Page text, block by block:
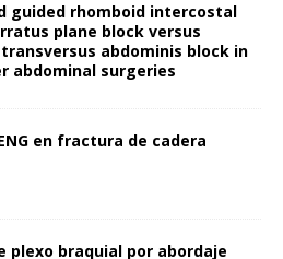
guided rhomboid intercostal
plane block versus
abdominis block in
abdominal surgeries
en fractura de cadera
plexo braquial por abordaje